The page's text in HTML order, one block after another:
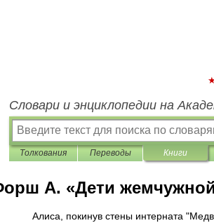
Словари и энциклопедии на
Толкования Переводы Книги
А. «Дети
Алиса, покинув стены интерната